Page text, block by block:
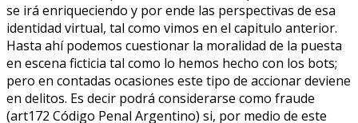
se irá enriqueciendo y por ende las perspectivas de esa
identidad virtual, tal como vimos en el capitulo anterior.
Hasta ahí podemos cuestionar la moralidad de la puesta
en escena ficticia tal como lo hemos hecho con los bots;
pero en contadas ocasiones este tipo de accionar deviene
en delitos. Es decir podrá considerarse como fraude
(art172 Código Penal Argentino) si, por medio de este